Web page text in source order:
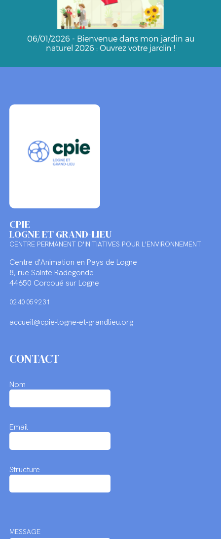
06/01/2026 - Bienvenue dans mon jardin au
naturel 2026 : Ouvrez votre jardin !
CPIE
LOGNE ET GRAND-LIEU
CENTRE PERMANENT D'INITIATIVES POUR L'ENVIRONNEMENT
Centre d'Animation en Pays de Logne
8, rue Sainte Radegonde
44650 Corcoué sur Logne
02 40 05 92 31
accueil@cpie-logne-et-grandlieu.org
CONTACT
Nom
Email
Structure
MESSAGE